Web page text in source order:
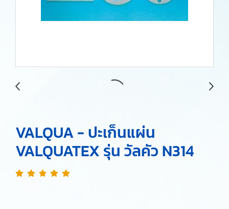
VALQUA - ปะเก็นแผ่น
VALQUATEX รุ่น วัลคัว N314